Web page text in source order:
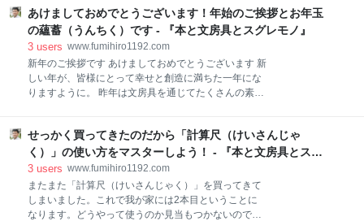
す。 そんなイントロから今日も文房具紹介を始めます
ね。 ボンボンドロップシールだって！ 世の中で大人気
になっているので
す。人は嬉しい時には小躍りするんだということを実
感したのも、この時の経験で知りました。本当に忘れ
られないくらいの強烈な嬉しさでした。現代の人にわ
具屋さん大賞2025』のシャープペンシル部門で1位を
獲得した「クルトガメタル」について書いていきま
す。品薄状態も終わって、文房具屋さんで普通に買え
れでは、紹介していきましょう。 まずは『文房具屋さ
ん大賞2025』 2023年からスタートして13年も続いて
いる『文房具
あけましておめでとうございます！年始のご挨拶とお年玉
の蘊蓄（うんちく）です - 『本と文房具とスグレモノ』
3 users www.fumihiro1192.com
新年のご挨拶です あけましておめでとうございます 新
しい年が、皆様にとって幸せと創造に満ちた一年にな
りますように。 昨年は文房具を通じてたくさんの素敵
くの方にお伝えできるよう、一層励んでまいります。
丁寧な発信に心がけます。 筆記具の線が未来を描き、
ノートが思考を広げるように、文房具でつながるご縁
に感謝しつつ、一筆一筆大切に過ごしていきたいと思
います。 本年もどうぞよろしくお願い申し上げます。
猪口フミヒロ（文房具ブログ「本と文房具とスグレモ
せっかく買ってきたのだから「計算尺（けいさんじゃ
く）」の使い方をマスターしよう！ - 『本と文房具とスグ
レモノ』
3 users www.fumihiro1192.com
またまた「計算尺（けいさんじゃく）」を買ってきて
しまいました。これで我が家には2本目ということに
なります。どうやって使うのか見当もつかないのです